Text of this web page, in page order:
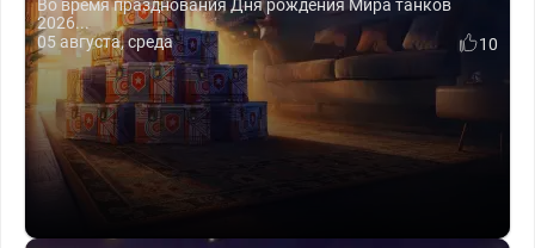
Во время празднования Дня рождения Мира танков
2026...
05 августа, среда
10